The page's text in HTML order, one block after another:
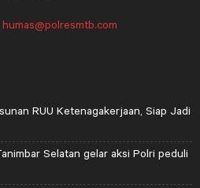
humas@polresmtb.com
RUU Ketenagakerjaan, Siap Jadi
Selatan gelar aksi Polri peduli